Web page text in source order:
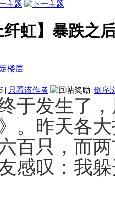
纤虹】暴跌之
| 只看该作者 |倒序
于发生了
。昨天各
百只，而
感叹：我